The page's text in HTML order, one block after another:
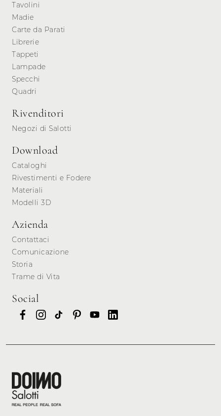
Tavolini
Madie
Carte da Parati
Librerie
Tappeti
Lampade
Specchi
Quadri
Rivenditori
Negozi di Salotti
Download
Cataloghi
Rivestimenti e Fodere
Materiali
Modelli 3D
Azienda
Contattaci
Comunicazione
Storia
Trame di Vita
Social